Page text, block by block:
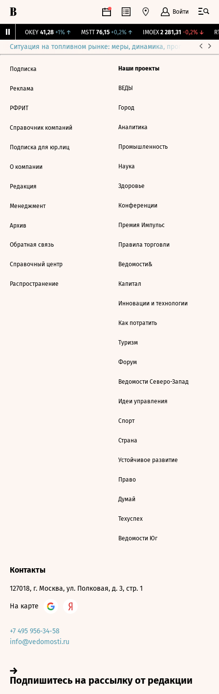
Войти
OKEY 41,28 +1%↑ MSTT 76,15 +0,2%↑ IMOEX 2 281,31 -0,2%↓
Ситуация на топливном рынке: меры, динамика, прогнозы
Подписка
Реклама
РФРИТ
Справочник компаний
Подписка для юр.лиц
О компании
Редакция
Менеджмент
Архив
Обратная связь
Справочный центр
Распространение
Наши проекты
ВЕДЫ
Город
Аналитика
Промышленность
Наука
Здоровье
Конференции
Премия Импульс
Правила торговли
Ведомости&
Капитал
Инновации и технологии
Как потратить
Туризм
Форум
Ведомости Северо-Запад
Идеи управления
Спорт
Страна
Устойчивое развитие
Право
Думай
Техуспех
Ведомости Юг
Контакты
127018, г. Москва, ул. Полковая, д. 3, стр. 1
На карте
+7 495 956-34-58
info@vedomosti.ru